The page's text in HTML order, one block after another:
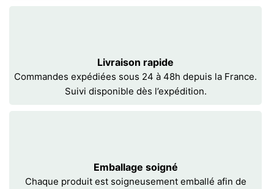
Livraison rapide
Commandes expédiées sous 24 à 48h depuis la France.
Suivi disponible dès l’expédition.
Emballage soigné
Chaque produit est soigneusement emballé afin de